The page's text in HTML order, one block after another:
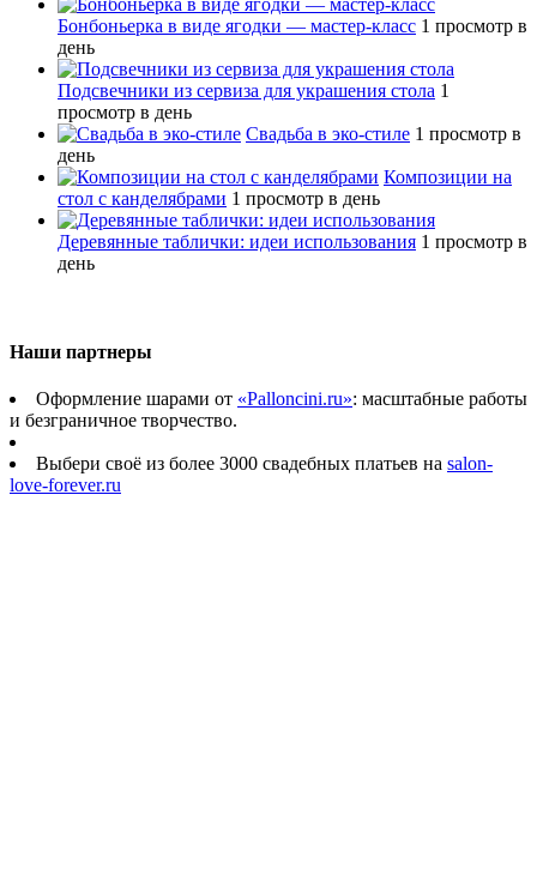
Бонбоньерка в виде ягодки — мастер-класс 1 просмотр в
день
Подсвечники из сервиза для украшения стола 1
просмотр в день
Свадьба в эко-стиле 1 просмотр в
день
Композиции на
стол с канделябрами 1 просмотр в день
Деревянные таблички: идеи использования 1 просмотр в
день
Наши партнеры
Оформление шарами от «Palloncini.ru»: масштабные работы
и безграничное творчество.
Выбери своё из более 3000 свадебных платьев на salon-
love-forever.ru